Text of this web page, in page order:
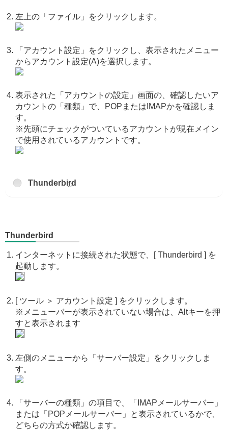
左上の「ファイル」をクリックします。
「アカウント設定」をクリックし、表示されたメニュー
からアカウント設定(A)を選択します。
表示された「アカウントの設定」画面の、確認したいア
カウントの「種類」で、POPまたはIMAPかを確認しま
す。
※先頭にチェックがついているアカウントが現在メイン
で使用されているアカウントです。
Thunderbird
Thunderbird
インターネットに接続された状態で、[ Thunderbird ] を
起動します。
[ ツール ＞ アカウント設定 ] をクリックします。
※メニューバーが表示されていない場合は、Altキーを押
すと表示されます
左側のメニューから「サーバー設定」をクリックしま
す。
「サーバーの種類」の項目で、「IMAPメールサーバー」
または「POPメールサーバー」と表示されているかで、
どちらの方式か確認します。